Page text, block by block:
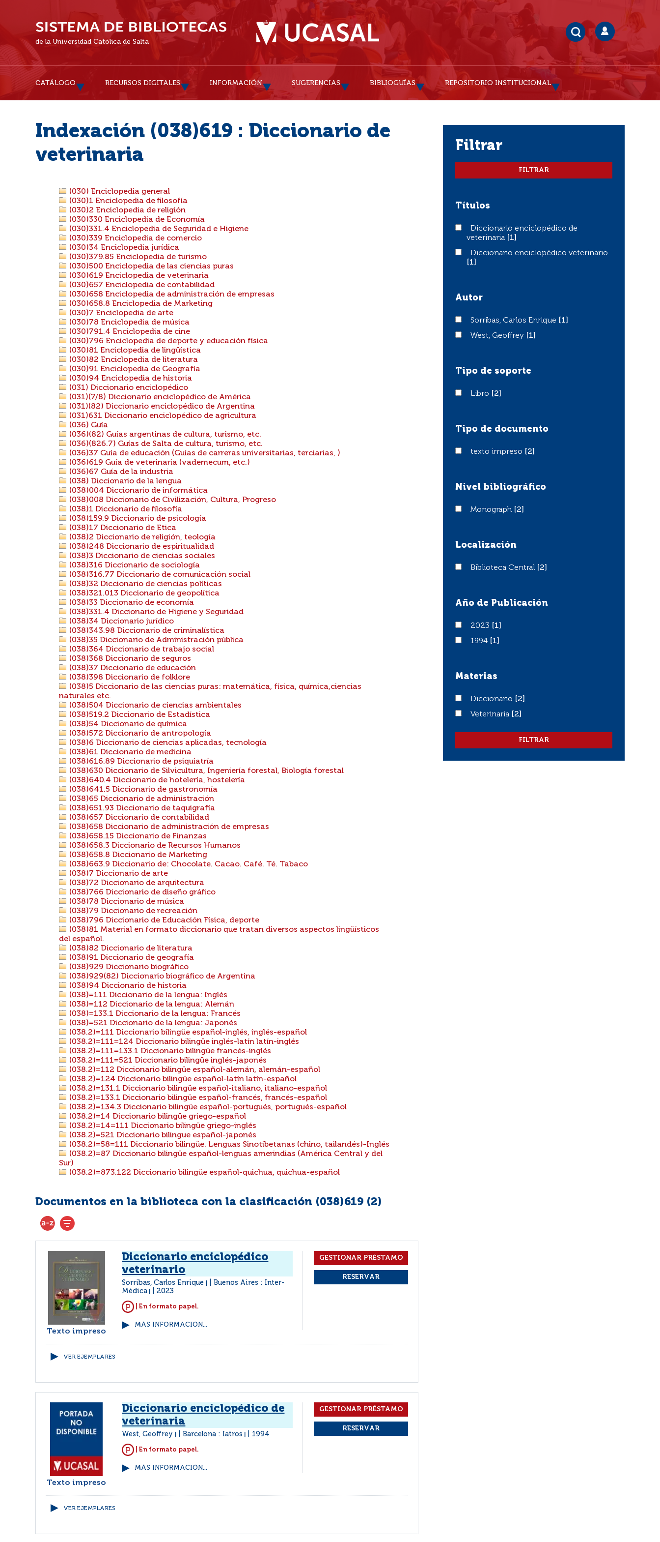
de la Universidad Católica de Salta
CATÁLOGO RECURSOS DIGITALES INFORMACIÓN SUGERENCIAS BIBLIOGUÍAS REPOSITORIO INSTITUCIONAL
Indexación (038)619 : Diccionario de
veterinaria
(030) Enciclopedia general
(030)1 Enciclopedia de filosofía
(030)2 Enciclopedia de religión
(030)330 Enciclopedia de Economía
(030)331.4 Enciclopedia de Seguridad e Higiene
(030)339 Enciclopedia de comercio
(030)34 Enciclopedia jurídica
(030)379.85 Enciclopedia de turismo
(030)500 Enciclopedia de las ciencias puras
(030)619 Enciclopedia de veterinaria
(030)657 Enciclopedia de contabilidad
(030)658 Enciclopedia de administración de empresas
(030)658.8 Enciclopedia de Marketing
(030)7 Enciclopedia de arte
(030)78 Enciclopedia de música
(030)791.4 Enciclopedia de cine
(030)796 Enciclopedia de deporte y educación física
(030)81 Enciclopedia de lingüística
(030)82 Enciclopedia de literatura
(030)91 Enciclopedia de Geografía
(030)94 Enciclopedia de historia
(031) Diccionario enciclopédico
(031)(7/8) Diccionario enciclopédico de América
(031)(82) Diccionario enciclopédico de Argentina
(031)631 Diccionario enciclopédico de agricultura
(036) Guía
(036)(82) Guías argentinas de cultura, turismo, etc.
(036)(826.7) Guías de Salta de cultura, turismo, etc.
(036)37 Guía de educación (Guías de carreras universitarias, terciarias, )
(036)619 Guía de veterinaria (vademecum, etc.)
(036)67 Guía de la industria
(038) Diccionario de la lengua
(038)004 Diccionario de informática
(038)008 Diccionario de Civilización, Cultura, Progreso
(038)1 Diccionario de filosofía
(038)159.9 Diccionario de psicología
(038)17 Diccionario de Etica
(038)2 Diccionario de religión, teología
(038)248 Diccionario de espiritualidad
(038)3 Diccionario de ciencias sociales
(038)316 Diccionario de sociología
(038)316.77 Diccionario de comunicación social
(038)32 Diccionario de ciencias políticas
(038)321.013 Diccionario de geopolítica
(038)33 Diccionario de economía
(038)331.4 Diccionario de Higiene y Seguridad
(038)34 Diccionario jurídico
(038)343.98 Diccionario de criminalística
(038)35 Diccionario de Administración pública
(038)364 Diccionario de trabajo social
(038)368 Diccionario de seguros
(038)37 Diccionario de educación
(038)398 Diccionario de folklore
(038)5 Diccionario de las ciencias puras: matemática, física, química,ciencias
naturales etc.
(038)504 Diccionario de ciencias ambientales
(038)519.2 Diccionario de Estadística
(038)54 Diccionario de química
(038)572 Diccionario de antropología
(038)6 Diccionario de ciencias aplicadas, tecnología
(038)61 Diccionario de medicina
(038)616.89 Diccionario de psiquiatría
(038)630 Diccionario de Silvicultura, Ingeniería forestal, Biología forestal
(038)640.4 Diccionario de hotelería, hostelería
(038)641.5 Diccionario de gastronomía
(038)65 Diccionario de administración
(038)651.93 Diccionario de taquigrafía
(038)657 Diccionario de contabilidad
(038)658 Diccionario de administración de empresas
(038)658.15 Diccionario de Finanzas
(038)658.3 Diccionario de Recursos Humanos
(038)658.8 Diccionario de Marketing
(038)663.9 Diccionario de: Chocolate. Cacao. Café. Té. Tabaco
(038)7 Diccionario de arte
(038)72 Diccionario de arquitectura
(038)766 Diccionario de diseño gráfico
(038)78 Diccionario de música
(038)79 Diccionario de recreación
(038)796 Diccionario de Educación Física, deporte
(038)81 Material en formato diccionario que tratan diversos aspectos lingüísticos
del español.
(038)82 Diccionario de literatura
(038)91 Diccionario de geografía
(038)929 Diccionario biográfico
(038)929(82) Diccionario biográfico de Argentina
(038)94 Diccionario de historia
(038)=111 Diccionario de la lengua: Inglés
(038)=112 Diccionario de la lengua: Alemán
(038)=133.1 Diccionario de la lengua: Francés
(038)=521 Diccionario de la lengua: Japonés
(038.2)=111 Diccionario bilingüe español-inglés, inglés-español
(038.2)=111=124 Diccionario bilingüe inglés-latín latín-inglés
(038.2)=111=133.1 Diccionario bilingüe francés-inglés
(038.2)=111=521 Diccionario bilingüe inglés-japonés
(038.2)=112 Diccionario bilingüe español-alemán, alemán-español
(038.2)=124 Diccionario bilingüe español-latín latín-español
(038.2)=131.1 Diccionario bilingüe español-italiano, italiano-español
(038.2)=133.1 Diccionario bilingüe español-francés, francés-español
(038.2)=134.3 Diccionario bilingüe español-portugués, portugués-español
(038.2)=14 Diccionario bilingüe griego-español
(038.2)=14=111 Diccionario bilingüe griego-inglés
(038.2)=521 Diccionario bilingue español-japonés
(038.2)=58=111 Diccionario bilingüe. Lenguas Sinotibetanas (chino, tailandés)-Inglés
(038.2)=87 Diccionario bilingüe español-lenguas amerindias (América Central y del
Sur)
(038.2)=873.122 Diccionario bilingüe español-quichua, quichua-español
Documentos en la biblioteca con la clasificación (038)619 (2)
Texto impreso
Diccionario enciclopédico
veterinario
Sorribas, Carlos Enrique
Buenos Aires : Inter-
Médica
2023
| En formato papel.
MÁS INFORMACIÓN...
VER EJEMPLARES
Texto impreso
Diccionario enciclopédico de
veterinaria
West, Geoffrey Barcelona : Iatros 1994
| En formato papel.
MÁS INFORMACIÓN...
VER EJEMPLARES
filtrar
Títulos
Diccionario enciclopédico de veterinaria
Diccionario enciclopédico de
veterinaria
[1]
Diccionario enciclopédico veterinario
Diccionario enciclopédico veterinario
[1]
Autor
Sorribas, Carlos Enrique
Sorribas, Carlos Enrique
[1]
West, Geoffrey
West, Geoffrey [1]
Tipo de soporte
LibroLibro [2]
Tipo de documento
texto impreso
texto impreso [2]
Nivel bibliográfico
Monograph
Monograph [2]
Localización
Biblioteca Central
Biblioteca Central [2]
Año de Publicación
20232023
[1]
19941994 [1]
Materias
Diccionario
Diccionario
[2]
Veterinaria
Veterinaria [2]